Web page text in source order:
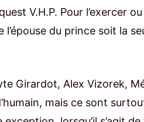
V.H.P. Pour l’exercer
du prince soit la
Girardot, Alex Vizorek,
mais ce sont